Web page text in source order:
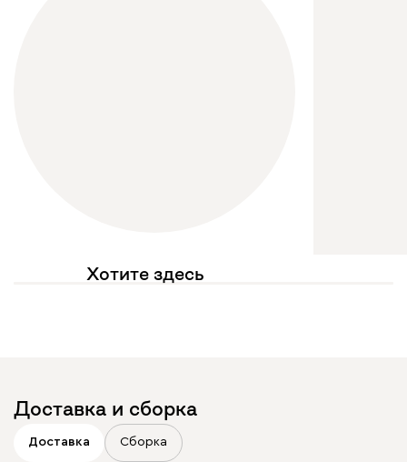
Хотите здесь
Доставка и сборка
Доставка Сборка